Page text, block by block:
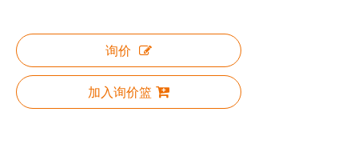
询价
加入询价篮